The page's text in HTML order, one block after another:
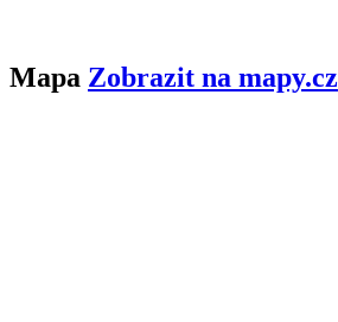
Mapa Zobrazit na mapy.cz